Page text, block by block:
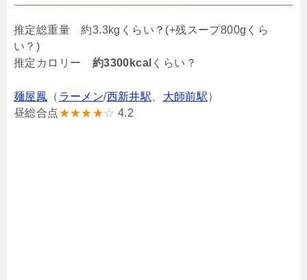
推定総重量 約3.3kgくらい？(+残スープ800gくら
い？)
推定カロリー 約3300kcal くらい？
麺屋鳳 （ ラーメン/西新井駅 大師前駅）
昼総合点★★★★☆ 4.2